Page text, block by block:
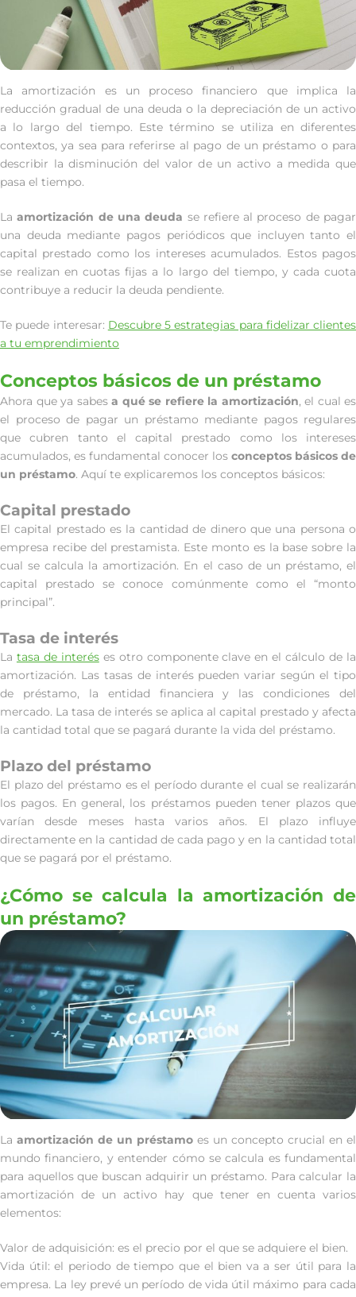
La amortización es un proceso financiero que implica la
reducción gradual de una deuda o la depreciación de un activo
a lo largo del tiempo. Este término se utiliza en diferentes
contextos, ya sea para referirse al pago de un préstamo o para
describir la disminución del valor de un activo a medida que
pasa el tiempo.
Laamortización de una deuda se refiere al proceso de pagar
una deuda mediante pagos periódicos que incluyen tanto el
capital prestado como los intereses acumulados. Estos pagos
se realizan en cuotas fijas a lo largo del tiempo, y cada cuota
contribuye a reducir la deuda pendiente.
Te puede interesar: Descubre 5 estrategias para fidelizar clientes
a tu emprendimiento
Conceptos básicos de un préstamo
Ahora que ya sabes a qué se refiere la amortización, el cual es
el proceso de pagar un préstamo mediante pagos regulares
que cubren tanto el capital prestado como los intereses
acumulados, es fundamental conocer los conceptos básicos de
un préstamo. Aquí te explicaremos los conceptos básicos:
Capital prestado
El capital prestado es la cantidad de dinero que una persona o
empresa recibe del prestamista. Este monto es la base sobre la
cual se calcula la amortización. En el caso de un préstamo, el
capital prestado se conoce comúnmente como el “monto
principal”.
Tasa de interés
La tasa de interéses otro componente clave en el cálculo de la
amortización. Las tasas de interés pueden variar según el tipo
de préstamo, la entidad financiera y las condiciones del
mercado. La tasa de interés se aplica al capital prestado y afecta
la cantidad total que se pagará durante la vida del préstamo.
Plazo del préstamo
El plazo del préstamo es el período durante el cual se realizarán
los pagos. En general, los préstamos pueden tener plazos que
varían desde meses hasta varios años. El plazo influye
directamente en la cantidad de cada pago y en la cantidad total
que se pagará por el préstamo.
¿Cómo se calcula la amortización de
un préstamo?
La amortización de un préstamo es un concepto crucial en el
mundo financiero, y entender cómo se calcula es fundamental
para aquellos que buscan adquirir un préstamo. Para calcular la
amortización de un activo hay que tener en cuenta varios
elementos:
Valor de adquisición: es el precio por el que se adquiere el bien.
Vida útil: el periodo de tiempo que el bien va a ser útil para la
empresa. La ley prevé un período de vida útil máximo para cada